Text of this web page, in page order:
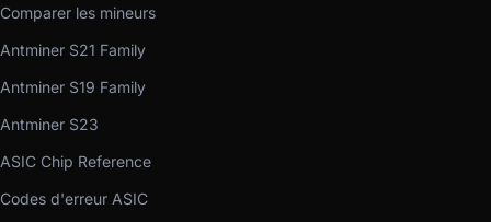
Comparer les mineurs
Antminer S21 Family
Antminer S19 Family
Antminer S23
ASIC Chip Reference
Codes d'erreur ASIC